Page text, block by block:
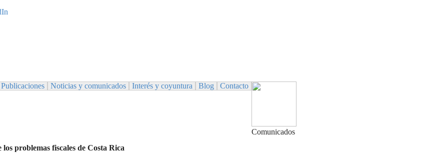
Publicaciones Noticias y comunicados Interés y coyuntura Blog Contacto
Comunicados
problemas fiscales de Costa Rica